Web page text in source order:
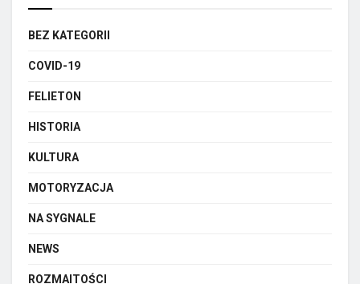
BEZ KATEGORII
COVID-19
FELIETON
HISTORIA
KULTURA
MOTORYZACJA
NA SYGNALE
NEWS
ROZMAITOŚCI